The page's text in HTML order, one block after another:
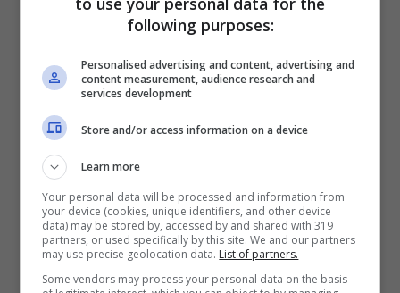
squadra felsinea possa essere una
“Cenerentola” della competizione europea e
hanno chiesto il massimo impegno per
evitare brutte figure.
L’obiettivo principale di Vincenzo Italiano è
quello di riuscire a fare di nuovo bene in
campionato, affidandosi ai migliori calciatori
following purposes:
Personalised advertising and content, advertising and
content measurement, audience research and
services development
Store and/or access information on a device
Learn more
Your personal data will be processed and information from
your device (cookies, unique identifiers, and other device
data) may be stored by, accessed by and shared with 319
partners, or used specifically by this site. We and our partners
may use precise geolocation data. List of partners.
Some vendors may process your personal data on the basis